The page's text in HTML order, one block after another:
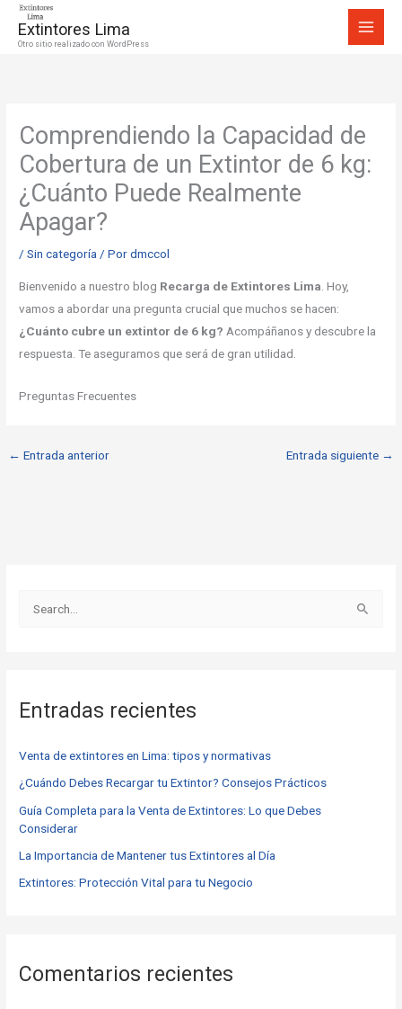
Extintores Lima
Otro sitio realizado con WordPress
Comprendiendo la Capacidad de
Cobertura de un Extintor de 6 kg:
¿Cuánto Puede Realmente
Apagar?
/Sin categoría/ Pordmccol
Bienvenido a nuestro blog Recarga de Extintores Lima . Hoy,
vamos a abordar una pregunta crucial que muchos se hacen:
¿Cuánto cubre un extintor de 6 kg? Acompáñanos y descubre la
respuesta. Te aseguramos que será de gran utilidad.
Preguntas Frecuentes
← Entrada anterior Entrada siguiente →
a
p
o
r
:
Entradas recientes
Venta de extintores en Lima: tipos y normativas
¿Cuándo Debes Recargar tu Extintor? Consejos Prácticos
Guía Completa para la Venta de Extintores: Lo que Debes
Considerar
La Importancia de Mantener tus Extintores al Día
Extintores: Protección Vital para tu Negocio
Comentarios recientes